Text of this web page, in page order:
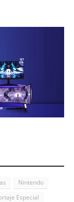
Nintendo
Especial